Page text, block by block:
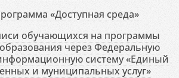
«Доступная среда»
обучающихся на программы
через Федеральную
систему «Единый
и муниципальных услуг»